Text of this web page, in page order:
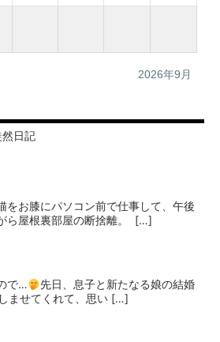
2026年9月
日記
をお膝にパソコン前で仕事して、午後
ら屋根裏部屋の断捨離。⁡ ⁡ […]
で…
⁡⁡先日、息子と新たなる娘の結婚
ませてくれて、思い […]